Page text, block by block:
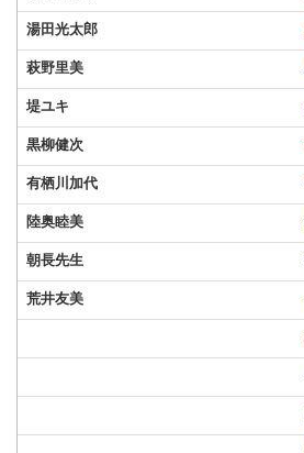
湯田光太郎
萩野里美
堤ユキ
黒柳健次
有栖川加代
陸奥睦美
朝長先生
荒井友美